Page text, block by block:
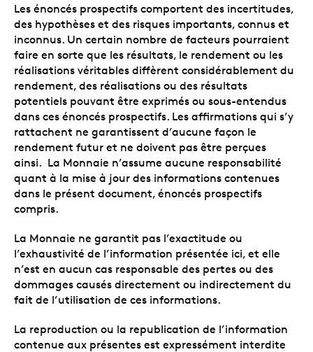
Les énoncés prospectifs comportent des incertitudes,
des hypothèses et des risques importants, connus et
inconnus. Un certain nombre de facteurs pourraient
faire en sorte que les résultats, le rendement ou les
réalisations véritables diffèrent considérablement du
rendement, des réalisations ou des résultats
potentiels pouvant être exprimés ou sous-entendus
dans ces énoncés prospectifs. Les affirmations qui s’y
rattachent ne garantissent d’aucune façon le
rendement futur et ne doivent pas être perçues
ainsi. La Monnaie n’assume aucune responsabilité
quant à la mise à jour des informations contenues
dans le présent document, énoncés prospectifs
compris.
La Monnaie ne garantit pas l’exactitude ou
l’exhaustivité de l’information présentée ici, et elle
n’est en aucun cas responsable des pertes ou des
dommages causés directement ou indirectement du
fait de l’utilisation de ces informations.
La reproduction ou la republication de l’information
contenue aux présentes est expressément interdite